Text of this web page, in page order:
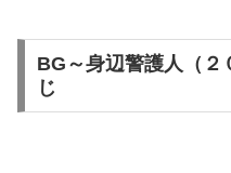
BG～身辺警護人（２
じ